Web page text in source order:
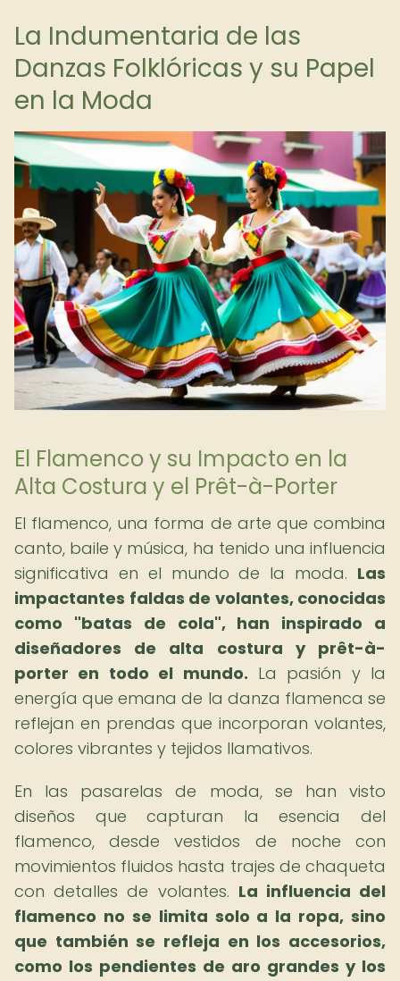
La Indumentaria de las
Danzas Folklóricas y su Papel
en la Moda
El Flamenco y su Impacto en la
Alta Costura y el Prêt-à-Porter
El flamenco, una forma de arte que combina
canto, baile y música, ha tenido una influencia
significativa en el mundo de la moda. Las
impactantes faldas de volantes, conocidas
como "batas de cola", han inspirado a
diseñadores de alta costura y prêt-à-
porter en todo el mundo. La pasión y la
energía que emana de la danza flamenca se
reflejan en prendas que incorporan volantes,
colores vibrantes y tejidos llamativos.
En las pasarelas de moda, se han visto
diseños que capturan la esencia del
flamenco, desde vestidos de noche con
movimientos fluidos hasta trajes de chaqueta
con detalles de volantes. La influencia del
flamenco no se limita solo a la ropa, sino
que también se refleja en los accesorios,
como los pendientes de aro grandes y los